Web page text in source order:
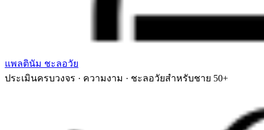
แพลตินัม ชะลอวัย
ประเมินครบวงจร · ความงาม · ชะลอวัยสำหรับชาย 50+